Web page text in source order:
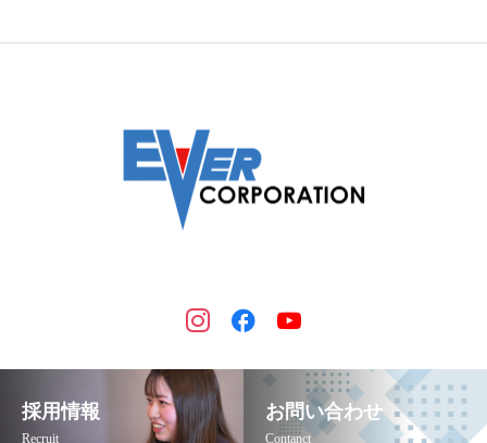
採用情報
Recruit
お問い合わせ
Contanct